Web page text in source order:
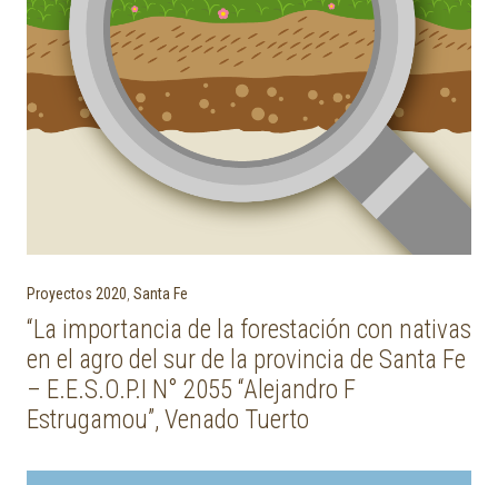
Proyectos 2020 Santa Fe
“La importancia de la forestación con nativas
en el agro del sur de la provincia de Santa Fe
– E.E.S.O.P.I N° 2055 “Alejandro F
Estrugamou”, Venado Tuerto